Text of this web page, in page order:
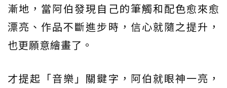
漸地，當阿伯發現自己的筆觸和配色愈來愈
漂亮、作品不斷進步時，信心就隨之提升，
也更願意繪畫了。
才提起「音樂」關鍵字，阿伯就眼神一亮，